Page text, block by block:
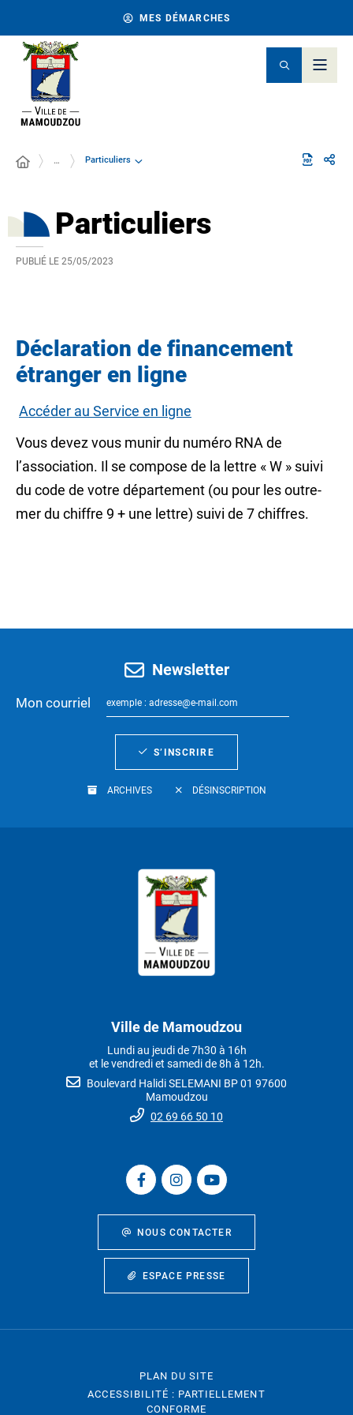
MES DÉMARCHES
… Particuliers
Particuliers
PUBLIÉ LE 25/05/2023
Déclaration de financement
étranger en ligne
Accéder au Service en ligne
Vous devez vous munir du numéro RNA de
l’association. Il se compose de la lettre « W » suivi
du code de votre département (ou pour les outre-
mer du chiffre 9 + une lettre) suivi de 7 chiffres.
Newsletter
Mon courriel
S’INSCRIRE
ARCHIVES DÉSINSCRIPTION
Ville de Mamoudzou
Lundi au jeudi de 7h30 à 16h
et le vendredi et samedi de 8h à 12h.
Boulevard Halidi SELEMANI BP 01 97600
Mamoudzou
02 69 66 50 10
NOUS CONTACTER
ESPACE PRESSE
PLAN DU SITE
ACCESSIBILITÉ : PARTIELLEMENT
CONFORME